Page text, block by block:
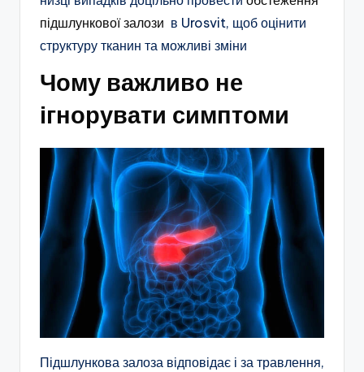
підшлункової залози в Urosvit, щоб оцінити
структуру тканин та можливі зміни
Чому важливо не
ігнорувати симптоми
Підшлункова залоза відповідає і за травлення,